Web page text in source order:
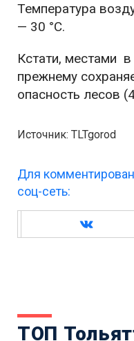
Температура
— 30 °C.
Кстати, местами
прежнему
опасность лесов
Источник: TLTgorod
Для
соц-сеть:
ТОП